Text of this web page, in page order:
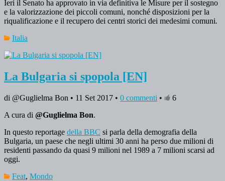
Ieri il Senato ha approvato in via definitiva le Misure per il sostegno
e la valorizzazione dei piccoli comuni, nonché disposizioni per la
riqualificazione e il recupero dei centri storici dei medesimi comuni.
Italia
La Bulgaria si spopola [EN]
di @Guglielma Bon • 11 Set 2017 • 0 commenti •
6
A cura di @Guglielma Bon.
In questo reportage della BBC si parla della demografia della
Bulgaria, un paese che negli ultimi 30 anni ha perso due milioni di
residenti passando da quasi 9 milioni nel 1989 a 7 milioni scarsi ad
oggi.
Feat, Mondo